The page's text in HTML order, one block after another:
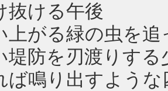
抜ける午後
上がる緑の虫を追
堤防を刃渡りする
ば鳴り出すような